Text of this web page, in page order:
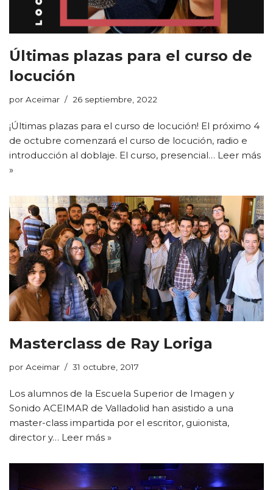
Últimas plazas para el curso de
locución
por Aceimar 26 septiembre, 2022
¡Últimas plazas para el curso de locución! El próximo 4
de octubre comenzará el curso de locución, radio e
introducción al doblaje. El curso, presencial… Leer más
»
Masterclass de Ray Loriga
por Aceimar 31 octubre, 2017
Los alumnos de la Escuela Superior de Imagen y
Sonido ACEIMAR de Valladolid han asistido a una
master-class impartida por el escritor, guionista,
director y… Leer más »